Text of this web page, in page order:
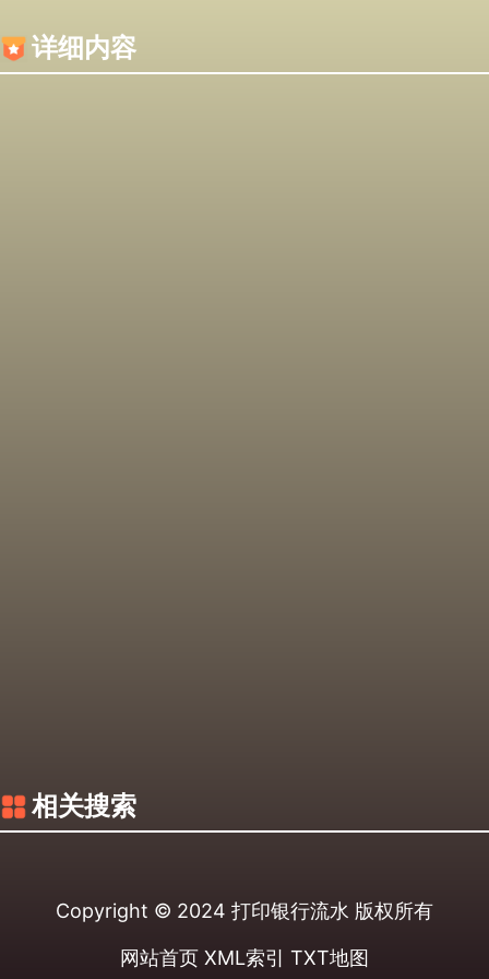
详细内容
相关搜索
Copyright © 2024 打印银行流水 版权所有
网站首页 XML索引 TXT地图